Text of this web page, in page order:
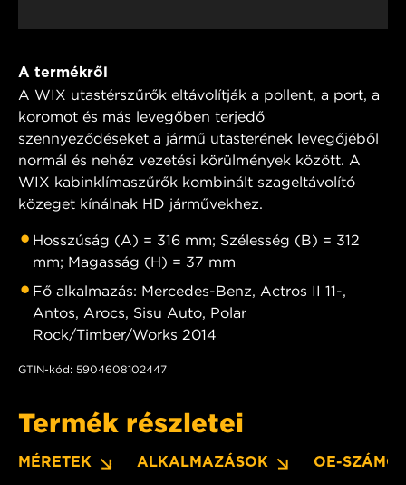
A termékről
A WIX utastérszűrők eltávolítják a pollent, a port, a
koromot és más levegőben terjedő
szennyeződéseket a jármű utasterének levegőjéből
normál és nehéz vezetési körülmények között. A
WIX kabinklímaszűrők kombinált szageltávolító
közeget kínálnak HD járművekhez.
Hosszúság (A) = 316 mm; Szélesség (B) = 312
mm; Magasság (H) = 37 mm
Fő alkalmazás: Mercedes-Benz, Actros II 11-,
Antos, Arocs, Sisu Auto, Polar
Rock/Timber/Works 2014
GTIN-kód: 5904608102447
Termék részletei
MÉRETEK ALKALMAZÁSOK OE-